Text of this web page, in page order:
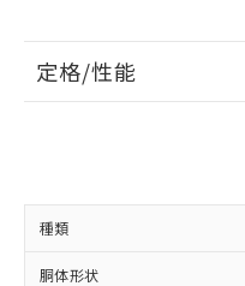
定格/性能
種類
胴体形状